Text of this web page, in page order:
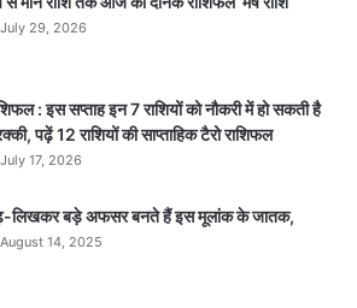
July 29, 2026
: इस सप्ताह इन 7 राशियों को नौकरी में हो सकती है
पढ़ें 12 राशियों की साप्ताहिक टैरो राशिफल
July 17, 2026
लिखकर बड़े अफसर बनते हैं इस मूलांक के जातक,
August 14, 2025